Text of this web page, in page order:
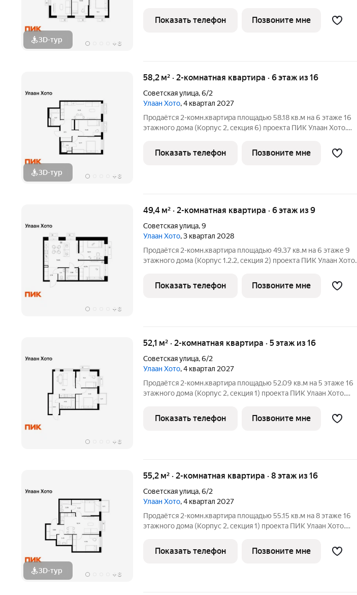
3D-тур + 8
планировка, большие окна. «Улаан Хото» это уникальный и
знаковый проект,
Показать телефон Позвоните мне
3D-тур + 8
58,2 м² · 2-комнатная квартира · 6 этаж из 16
Советская улица,6/2
Улаан Хото, 4 квартал 2027
Продаётся 2-комн.квартира площадью 58.18 кв.м на 6 этаже 16
этажного дома (Корпус 2, секция 6) проекта ПИК Улаан Хото.
планировка, большие окна. «Улаан Хото» это уникальный и
знаковый
Показать телефон Позвоните мне
+ 8
49,4 м² · 2-комнатная квартира · 6 этаж из 9
Советская улица,9
Улаан Хото, 3 квартал 2028
Продаётся 2-комн.квартира площадью 49.37 кв.м на 6 этаже 9
этажного дома (Корпус 1.2.2, секция 2) проекта ПИК Улаан Хото.
планировка, большие окна. «Улаан Хото» это уникальный и
знаковый
Показать телефон Позвоните мне
+ 8
52,1 м² · 2-комнатная квартира · 5 этаж из 16
Советская улица,6/2
Улаан Хото, 4 квартал 2027
Продаётся 2-комн.квартира площадью 52.09 кв.м на 5 этаже 16
этажного дома (Корпус 2, секция 1) проекта ПИК Улаан Хото.
планировка, большие окна. «Улаан Хото» это уникальный и
знаковый
Показать телефон Позвоните мне
3D-тур + 8
55,2 м² · 2-комнатная квартира · 8 этаж из 16
Советская улица,6/2
Улаан Хото, 4 квартал 2027
Продаётся 2-комн.квартира площадью 55.15 кв.м на 8 этаже 16
этажного дома (Корпус 2, секция 1) проекта ПИК Улаан Хото.
планировка, большие окна. «Улаан Хото» это уникальный и
знаковый
Показать телефон Позвоните мне